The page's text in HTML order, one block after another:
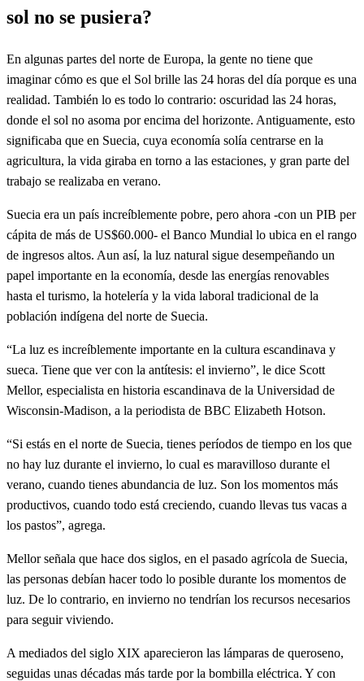
sol no se pusiera?
En algunas partes del norte de Europa, la gente no tiene que
imaginar cómo es que el Sol brille las 24 horas del día porque es una
realidad. También lo es todo lo contrario: oscuridad las 24 horas,
donde el sol no asoma por encima del horizonte. Antiguamente, esto
significaba que en Suecia, cuya economía solía centrarse en la
agricultura, la vida giraba en torno a las estaciones, y gran parte del
trabajo se realizaba en verano.
Suecia era un país increíblemente pobre, pero ahora -con un PIB per
cápita de más de US$60.000- el Banco Mundial lo ubica en el rango
de ingresos altos. Aun así, la luz natural sigue desempeñando un
papel importante en la economía, desde las energías renovables
hasta el turismo, la hotelería y la vida laboral tradicional de la
población indígena del norte de Suecia.
“La luz es increíblemente importante en la cultura escandinava y
sueca. Tiene que ver con la antítesis: el invierno”, le dice Scott
Mellor, especialista en historia escandinava de la Universidad de
Wisconsin-Madison, a la periodista de BBC Elizabeth Hotson.
“Si estás en el norte de Suecia, tienes períodos de tiempo en los que
no hay luz durante el invierno, lo cual es maravilloso durante el
verano, cuando tienes abundancia de luz. Son los momentos más
productivos, cuando todo está creciendo, cuando llevas tus vacas a
los pastos”, agrega.
Mellor señala que hace dos siglos, en el pasado agrícola de Suecia,
las personas debían hacer todo lo posible durante los momentos de
luz. De lo contrario, en invierno no tendrían los recursos necesarios
para seguir viviendo.
A mediados del siglo XIX aparecieron las lámparas de queroseno,
seguidas unas décadas más tarde por la bombilla eléctrica. Y con